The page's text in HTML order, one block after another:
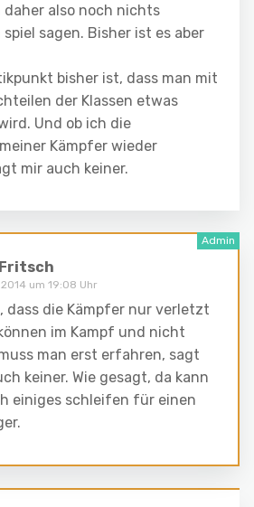
daher also noch nichts
sagen. Bisher ist es aber
bisher ist, dass man mit
der Klassen etwas
Und ob ich die
Kämpfer wieder
mir auch keiner.
um 19:08 Uhr
dass die Kämpfer nur verletzt
im Kampf und nicht
man erst erfahren, sagt
keiner. Wie gesagt, da kann
einiges schleifen für einen